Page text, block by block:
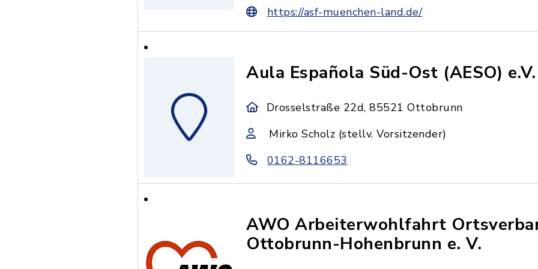
https://asf-muenchen-land.de/
Aula Española Süd-Ost (AESO) e.V.
Drosselstraße 22d, 85521 Ottobrunn
Mirko Scholz (stellv. Vorsitzender)
0162-8116653
AWO Arbeiterwohlfahrt
Ottobrunn-Hohenbrunn e. V.